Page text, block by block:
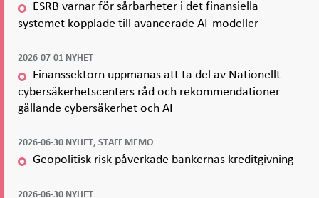
ESRB varnar för sårbarheter i det finansiella
systemet kopplade till avancerade AI-modeller
2026-07-01 NYHET
Finanssektorn uppmanas att ta del av Nationellt
cybersäkerhetscenters råd och rekommendationer
gällande cybersäkerhet och AI
2026-06-30 NYHET, STAFF MEMO
Geopolitisk risk påverkade bankernas kreditgivning
2026-06-30 NYHET